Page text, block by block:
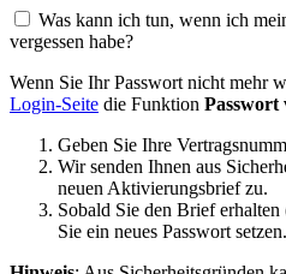
Was kann ich tun, wenn ich
vergessen habe?
Wenn Sie Ihr Passwort nicht mehr
Login-Seite die Funktion Passwort
Geben Sie Ihre
Wir senden Ihnen aus
neuen Aktivierungsbrief zu.
Sobald Sie den Brief
Sie ein neues Passwort setzen.